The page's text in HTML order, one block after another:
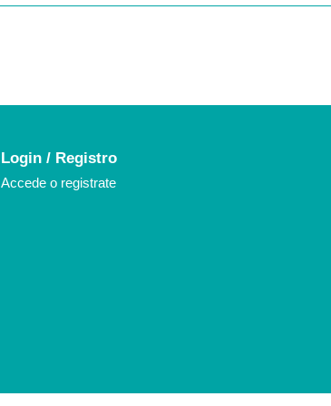
Login / Registro
Accede o registrate